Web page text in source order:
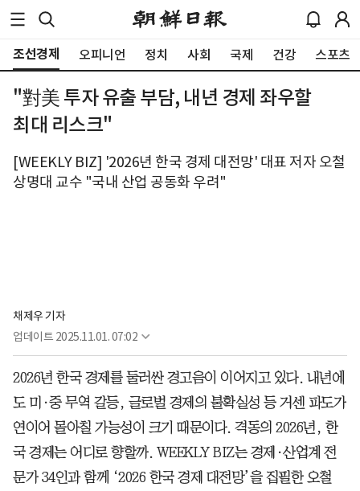
조선경제 오피니언 정치 사회 국제 건강 스포츠
"對美 투자 유출 부담, 내년 경제 좌우할
최대 리스크"
[WEEKLY BIZ] '2026년 한국 경제 대전망' 대표 저자 오철
상명대 교수 "국내 산업 공동화 우려"
채제우 기자
업데이트 2025.11.01. 07:02
2026년 한국 경제를 둘러싼 경고음이 이어지고 있다. 내년에
도 미·중 무역 갈등, 글로벌 경제의 불확실성 등 거센 파도가
연이어 몰아칠 가능성이 크기 때문이다. 격동의 2026년, 한
국 경제는 어디로 향할까. WEEKLY BIZ는 경제·산업계 전
문가 34인과 함께 ‘2026 한국 경제 대전망’을 집필한 오철